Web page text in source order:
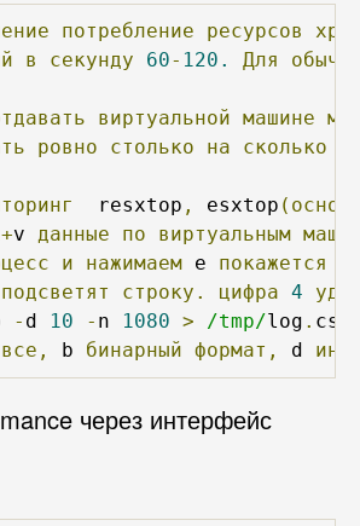
потребление ресурсов
в секунду 60- 120. Для
виртуальной машине
ровно столько на сколько
  resxtop
, esxtop
+v данные по виртуальным
и нажимаем e покажется
подсветят строку. цифра 4
- d 10 - n 1080 > /tmp/log .
все, b бинарный формат, d
через интерфейс